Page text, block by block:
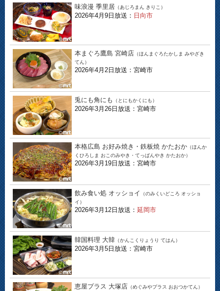
味浪漫 季里居 （あじろまん きりこ）
2026年4月9日放送： 日向市
本まぐろ鷹島 宮崎店 （ほんまぐろたかしま みやざき
てん）
2026年4月2日放送：宮崎市
兎にも角にも （とにもかくにも）
2026年3月26日放送：宮崎市
本格広島 お好み焼き・鉄板焼 かたおか （ほんか
くひろしま おこのみやき・てっぱんやき かたおか）
2026年3月19日放送：宮崎市
飲み食い処 オッショイ
（のみくいどころ オッショ
イ）
2026年3月12日放送： 延岡市
韓国料理 大韓 （かんこくりょうり てはん）
2026年3月5日放送：宮崎市
恵屋プラス 大塚店 （めぐみやプラス おおつかてん）